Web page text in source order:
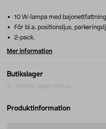
Butikslager
Hämtar lagerstatus...
10 W-lampa med
För bl.a. positionsljus,
2-pack.
Mer information
Produktinformation